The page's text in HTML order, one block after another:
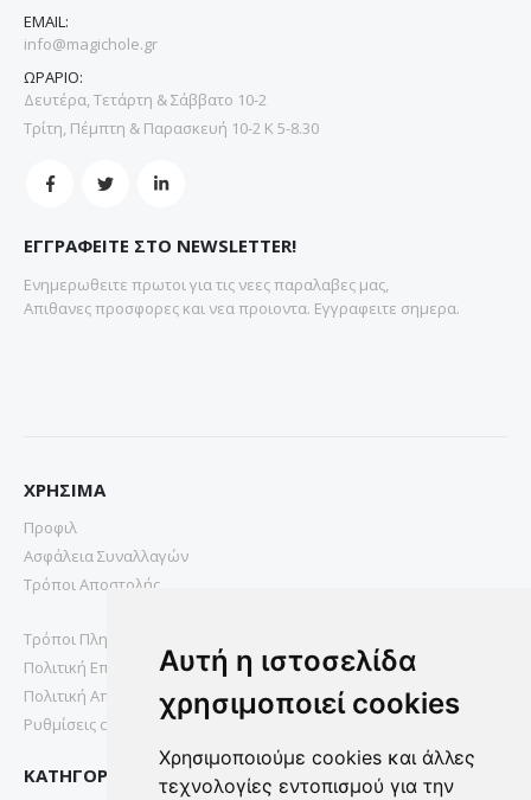
Αυτή η ιστοσελίδα
χρησιμοποιεί cookies
Χρησιμοποιούμε cookies και άλλες
τεχνολογίες εντοπισμού για την
EMAIL:
info@magichole.gr
ΩΡΑΡΙΟ:
Δευτέρα, Τετάρτη & Σάββατο 10-2
Τρίτη, Πέμπτη & Παρασκευή 10-2 Κ 5-8.30
ΕΓΓΡΑΦΕΙΤΕ ΣΤΟ NEWSLETTER!
Ενημερωθειτε πρωτοι για τις νεες παραλαβες μας,
Απιθανες προσφορες και νεα προιοντα. Εγγραφειτε σημερα.
ΧΡΗΣΙΜΑ
Προφιλ
Ασφάλεια Συναλλαγών
Τρόποι Αποστολής
Τρόποι Πληρωμής
Πολιτική Επιστροφών
Πολιτική Απορρήτου
Ρυθμίσεις cookies
ΚΑΤΗΓΟΡΙΕΣ